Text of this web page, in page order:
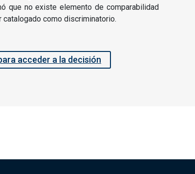
que no existe elemento de comparabilidad
catalogado como discriminatorio.
acceder a la decisión